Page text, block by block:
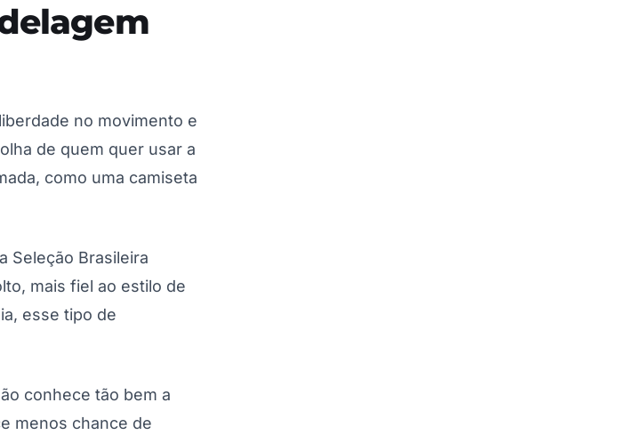
no movimento e
de quem quer usar a
como uma camiseta
Seleção Brasileira
mais fiel ao estilo de
esse tipo de
conhece tão bem a
menos chance de